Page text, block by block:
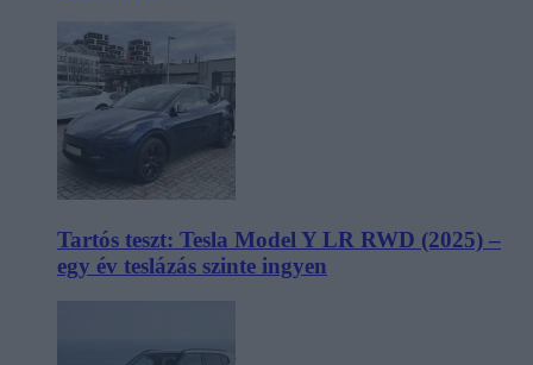
Tartós teszt: Tesla Model Y LR RWD (2025) –
egy év teslázás szinte ingyen